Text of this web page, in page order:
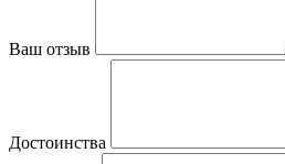
Ваш отзыв
Достоинства